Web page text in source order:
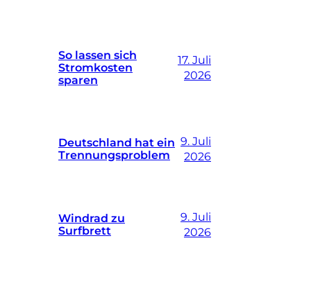
So lassen sich
Stromkosten
sparen
17. Juli
2026
Deutschland hat ein
Trennungsproblem
9. Juli
2026
Windrad zu
Surfbrett
9. Juli
2026